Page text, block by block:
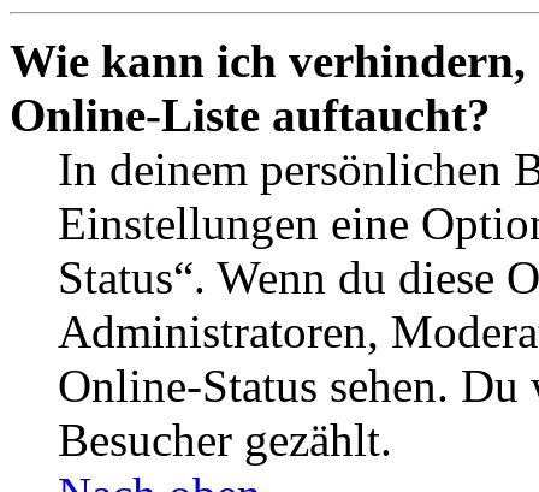
Wie kann ich verhindern,
Online-Liste auftaucht?
In deinem persönlichen
Einstellungen eine
Status“. Wenn du diese
Administratoren,
Online-Status sehen.
Besucher gezählt.